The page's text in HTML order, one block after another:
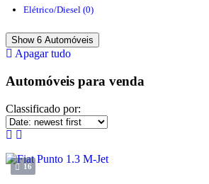
Elétrico/Diesel (0)
Show 6 Automóveis
Apagar tudo
Automóveis para venda
Classificado por:
16